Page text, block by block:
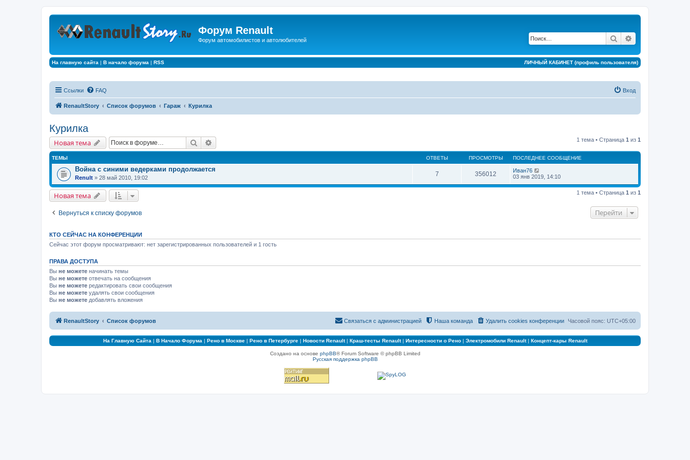
Форум Renault
Форум автомобилистов и автолюбителей Поиск
На главную сайта | В начало форума | RSS ЛИЧНЫЙ КАБИНЕТ (профиль пользователя)
Ссылки FAQ Вход
RenaultStory Список форумов Гараж Курилка
Курилка
Новая тема Поиск 1 тема • Страница 1 из 1
ТЕМЫ ОТВЕТЫ ПРОСМОТРЫ ПОСЛЕДНЕЕ СООБЩЕНИЕ
Война с синими ведерками продолжается
Renult » 28 май 2010, 19:02
7 356012
Иван76
03 янв 2019, 14:10
Новая тема 1 тема • Страница 1 из 1
Вернуться к списку форумов Перейти
КТО СЕЙЧАС НА КОНФЕРЕНЦИИ
Сейчас этот форум просматривают: нет зарегистрированных пользователей и 1 гость
ПРАВА ДОСТУПА
Вы не можете начинать темы
Вы не можете отвечать на сообщения
Вы не можете редактировать свои сообщения
Вы не можете удалять свои сообщения
Вы не можете добавлять вложения
RenaultStory Список форумов Часовой пояс: UTC+05:00
Удалить cookies конференции
Наша команда
Связаться с администрацией
На Главную Сайта | В Начало Форума | Рено в Москве| Рено в Петербурге| Новости Renault| Краш-тесты Renault| Интересности о Рено| Электромобили Renault| Концепт-кары Renault
Создано на основе phpBB® Forum Software © phpBB Limited
Русская поддержка phpBB